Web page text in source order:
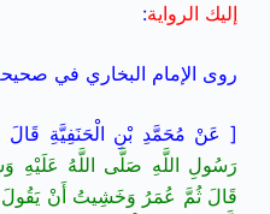
إليك الرواية:
روى الإمام البخاري في
[ عَنْ مُحَمَّدِ بْنِ الْحَنَفِيَّةِ قَالَ
رَسُولِ اللَّهِ صَلَّى اللَّهُ عَلَيْهِ
قَالَ ثُمَّ عُمَرُ وَخَشِيتُ أَنْ يَقُولَ